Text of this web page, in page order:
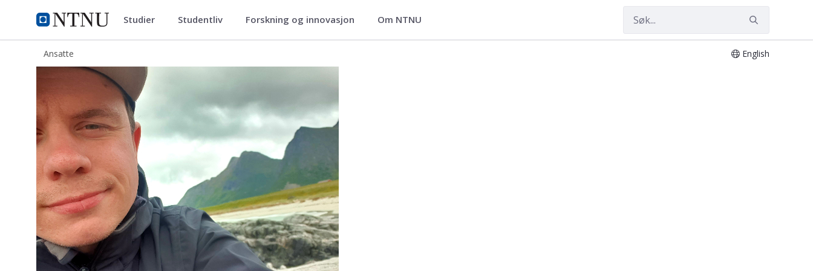
NTNU Hjemmeside
ntnu.no Studier Studentliv Forskning og innovasjon Om NTNU
Ansatte English
Kristoffer Leistad